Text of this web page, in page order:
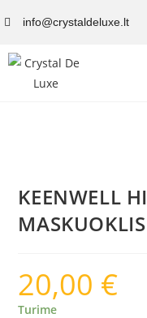
info@crystaldeluxe.lt
KEENWELL
20,00 €
Turime